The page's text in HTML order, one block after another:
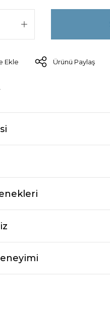
Ürünü Paylaş